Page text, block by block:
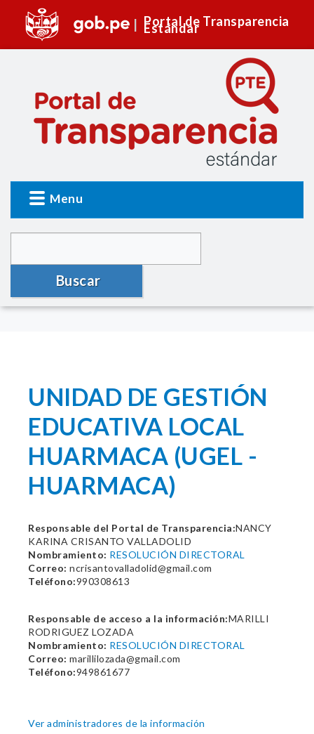
Portal de Transparencia
Estándar
Menu
Buscar
UNIDAD DE GESTIÓN
EDUCATIVA LOCAL
HUARMACA (UGEL -
HUARMACA)
Responsable del Portal de Transparencia:NANCY
KARINA CRISANTO VALLADOLID
Nombramiento: RESOLUCIÓN DIRECTORAL
Correo: ncrisantovalladolid@gmail.com
Teléfono:990308613
Responsable de acceso a la información:MARILLI
RODRIGUEZ LOZADA
Nombramiento: RESOLUCIÓN DIRECTORAL
Correo: marillilozada@gmail.com
Teléfono:949861677
Ver administradores de la información